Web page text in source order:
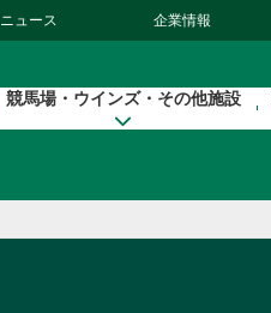
ニュース 企業情報
競馬場・ウインズ・その他施設